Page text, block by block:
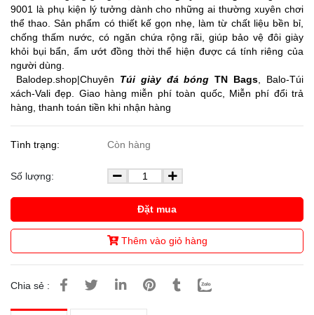
9001 là phụ kiện lý tưởng dành cho những ai thường xuyên chơi
thể thao. Sản phẩm có thiết kế gọn nhẹ, làm từ chất liệu bền bỉ,
chống thấm nước, có ngăn chứa rộng rãi, giúp bảo vệ đôi giày
khỏi bụi bẩn, ẩm ướt đồng thời thể hiện được cá tính riêng của
người dùng.
Balodep.shop|Chuyên Túi giày đá bóng TN Bags , Balo-Túi
xách-Vali đẹp. Giao hàng miễn phí toàn quốc, Miễn phí đổi trả
hàng, thanh toán tiền khi nhận hàng
Tình trạng: Còn hàng
Số lượng:
Đặt mua
Thêm vào giỏ hàng
Chia sẻ :